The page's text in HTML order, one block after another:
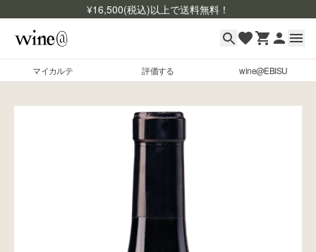
¥16,500(税込)以上で送料無料！
マイカルテ 評価する wine@EBISU
マイカルテ